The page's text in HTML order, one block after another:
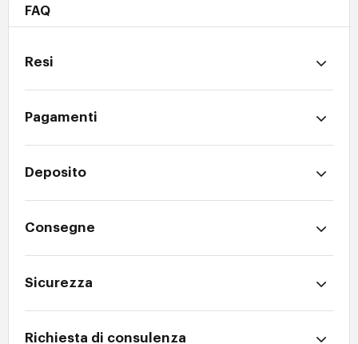
FAQ
Resi
Pagamenti
Deposito
Consegne
Sicurezza
Richiesta di consulenza